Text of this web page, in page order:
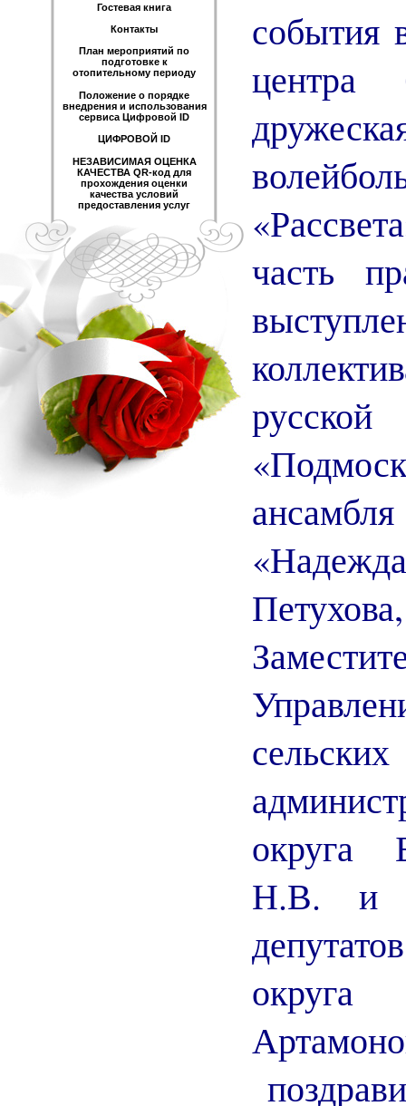
Гостевая книга
Контакты
План мероприятий по
подготовке к
отопительному периоду
Положение о порядке
внедрения и использования
сервиса Цифровой ID
ЦИФРОВОЙ ID
НЕЗАВИСИМАЯ ОЦЕНКА
КАЧЕСТВА QR-код для
прохождения оценки
качества условий
предоставления услуг
события
центра
часть
округа
Н.В. и